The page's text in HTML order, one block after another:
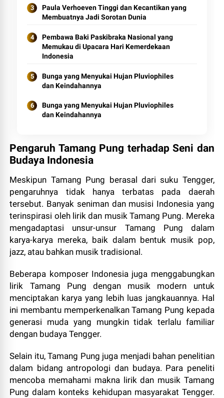
Paula Verhoeven Tinggi dan Kecantikan yang
Membuatnya Jadi Sorotan Dunia
Pembawa Baki Paskibraka Nasional yang
Memukau di Upacara Hari Kemerdekaan
Indonesia
Bunga yang Menyukai Hujan Pluviophiles
dan Keindahannya
Bunga yang Menyukai Hujan Pluviophiles
dan Keindahannya
Pengaruh Tamang Pung terhadap Seni dan
Budaya Indonesia
Meskipun Tamang Pung berasal dari suku Tengger,
pengaruhnya tidak hanya terbatas pada daerah
tersebut. Banyak seniman dan musisi Indonesia yang
terinspirasi oleh lirik dan musik Tamang Pung. Mereka
mengadaptasi unsur-unsur Tamang Pung dalam
karya-karya mereka, baik dalam bentuk musik pop,
jazz, atau bahkan musik tradisional.
Beberapa komposer Indonesia juga menggabungkan
lirik Tamang Pung dengan musik modern untuk
menciptakan karya yang lebih luas jangkauannya. Hal
ini membantu memperkenalkan Tamang Pung kepada
generasi muda yang mungkin tidak terlalu familiar
dengan budaya Tengger.
Selain itu, Tamang Pung juga menjadi bahan penelitian
dalam bidang antropologi dan budaya. Para peneliti
mencoba memahami makna lirik dan musik Tamang
Pung dalam konteks kehidupan masyarakat Tengger.